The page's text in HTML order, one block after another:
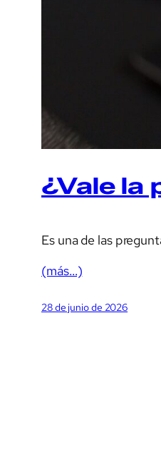
¿Vale la
Es una de las
(más…)
28 de junio de 2026